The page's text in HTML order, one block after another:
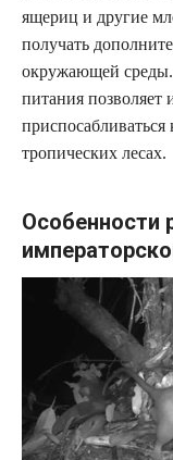
ящериц и другие
получать
окружающей среды.
питания позволяет
тропических лесах.
Особенности